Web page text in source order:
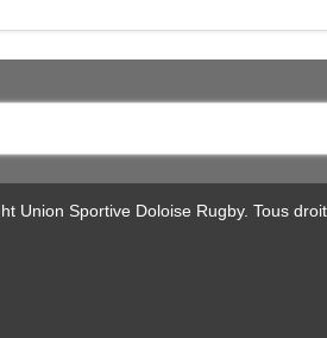
Union Sportive Doloise Rugby. Tous